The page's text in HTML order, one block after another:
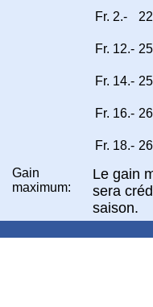
Fr. 2.-
Fr. 12.-
Fr. 14.-
Fr. 16.-
Fr. 18.-
Gain
maximum:
Le gain
sera
saison.